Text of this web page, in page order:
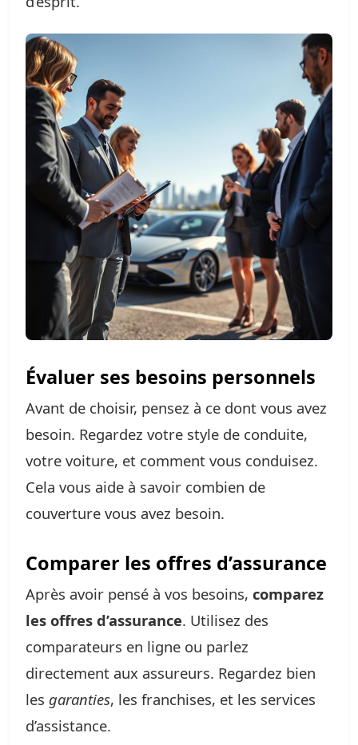
Évaluer ses besoins personnels
Avant de choisir, pensez à ce dont vous avez
besoin. Regardez votre style de conduite,
votre voiture, et comment vous conduisez.
Cela vous aide à savoir combien de
couverture vous avez besoin.
Comparer les offres d’assurance
Après avoir pensé à vos besoins, comparez
les offres d’assurance. Utilisez des
comparateurs en ligne ou parlez
directement aux assureurs. Regardez bien
les garanties, les franchises, et les services
d’assistance.